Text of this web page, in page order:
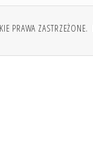
PRAWA ZASTRZEŻONE.